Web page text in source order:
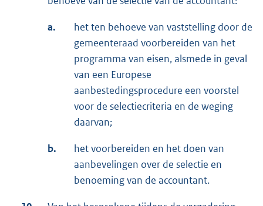
a.
het ten behoeve van vaststelling door de
gemeenteraad voorbereiden van het
programma van eisen, alsmede in geval
van een Europese
aanbestedingsprocedure een voorstel
voor de selectiecriteria en de weging
daarvan;
b.
het voorbereiden en het doen van
aanbevelingen over de selectie en
benoeming van de accountant.